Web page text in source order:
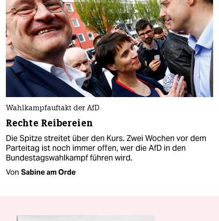
Wahlkampfauftakt der AfD
Rechte Reibereien
Die Spitze streitet über den Kurs. Zwei Wochen vor dem
Parteitag ist noch immer offen, wer die AfD in den
Bundestagswahlkampf führen wird.
Von Sabine am Orde